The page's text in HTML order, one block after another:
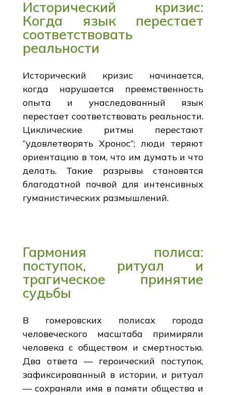
Исторический кризис:
Когда язык перестает
соответствовать
реальности
Исторический кризис начинается,
когда нарушается преемственность
опыта и унаследованный язык
перестает соответствовать реальности.
Циклические ритмы перестают
“удовлетворять Хронос”; люди теряют
ориентацию в том, что им думать и что
делать. Такие разрывы становятся
благодатной почвой для интенсивных
гуманистических размышлений.
Гармония полиса:
поступок, ритуал и
трагическое принятие
судьбы
В гомеровских полисах города
человеческого масштаба примиряли
человека с обществом и смертностью.
Два ответа — героический поступок,
зафиксированный в истории, и ритуал
— сохраняли имя в памяти общества и